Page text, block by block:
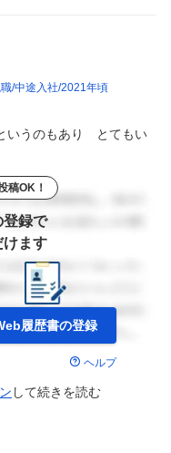
中途入社 2021年頃
いうのもあり　とてもい
稿OK！
登録で
けます
履歴書の登録
ヘルプ
して続きを読む